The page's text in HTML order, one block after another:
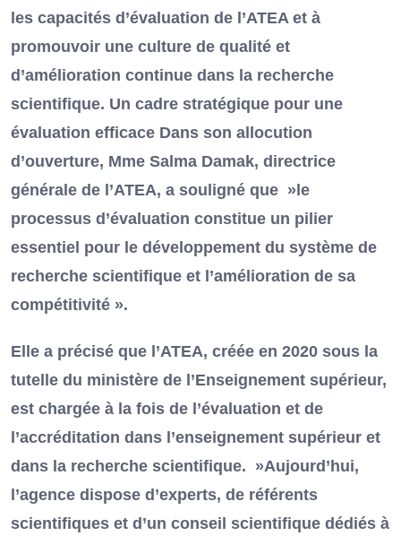
les capacités d’évaluation de l’ATEA et à
promouvoir une culture de qualité et
d’amélioration continue dans la recherche
scientifique. Un cadre stratégique pour une
évaluation efficace Dans son allocution
d’ouverture, Mme Salma Damak, directrice
générale de l’ATEA, a souligné que »le
processus d’évaluation constitue un pilier
essentiel pour le développement du système de
recherche scientifique et l’amélioration de sa
compétitivité ».
Elle a précisé que l’ATEA, créée en 2020 sous la
tutelle du ministère de l’Enseignement supérieur,
est chargée à la fois de l’évaluation et de
l’accréditation dans l’enseignement supérieur et
dans la recherche scientifique. »Aujourd’hui,
l’agence dispose d’experts, de référents
scientifiques et d’un conseil scientifique dédiés à